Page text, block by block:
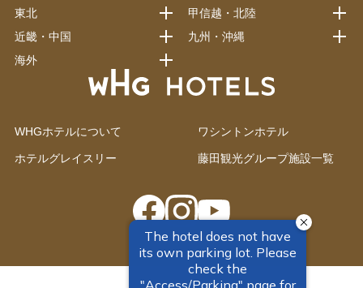
WHGホテルについて ワシントンホテル
ホテルグレイスリー 藤田観光グループ施設一覧
東北
甲信越・北陸
近畿・中国
九州・沖縄
海外